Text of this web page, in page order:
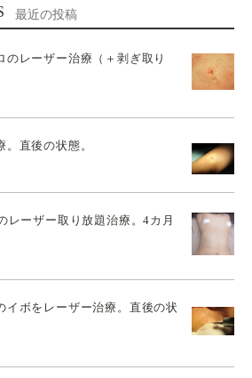
最近の投稿
のレーザー治療（＋剥ぎ取り
直後の状態。
レーザー取り放題治療。4カ月
イボをレーザー治療。直後の状